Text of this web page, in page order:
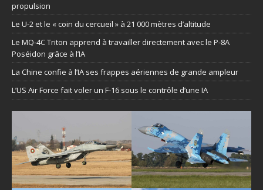
propulsion
Le U-2 et le « coin du cercueil » à 21 000 mètres d’altitude
Le MQ-4C Triton apprend à travailler directement avec le P-8A
Poséidon grâce à l’IA
La Chine confie à l’IA ses frappes aériennes de grande ampleur
L’US Air Force fait voler un F-16 sous le contrôle d’une IA